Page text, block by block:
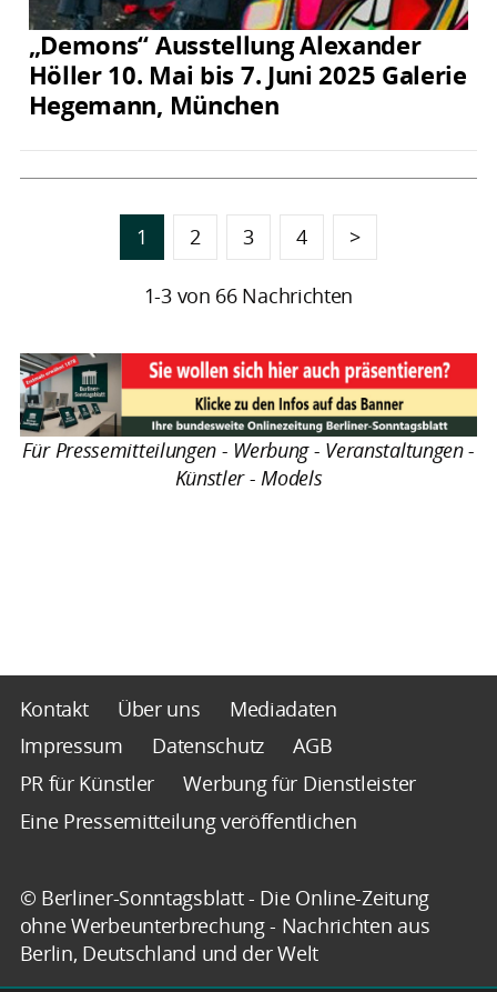
„Demons“ Ausstellung Alexander
Höller 10. Mai bis 7. Juni 2025 Galerie
Hegemann, München
1 2 3 4 >
1-3 von 66 Nachrichten
Für Pressemitteilungen - Werbung - Veranstaltungen -
Künstler - Models
Kontakt Über uns
Mediadaten
Impressum
Datenschutz
AGB
PR für Künstler
Werbung für Dienstleister
Eine Pressemitteilung veröffentlichen
© Berliner-Sonntagsblatt - Die Online-Zeitung
ohne Werbeunterbrechung - Nachrichten aus
Berlin, Deutschland und der Welt